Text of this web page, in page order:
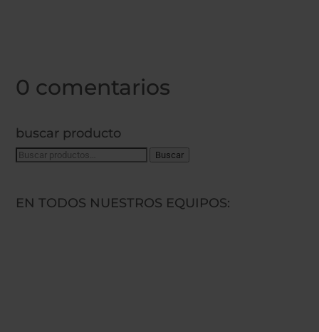
0 comentarios
buscar producto
Buscar
Buscar
EN TODOS NUESTROS EQUIPOS: